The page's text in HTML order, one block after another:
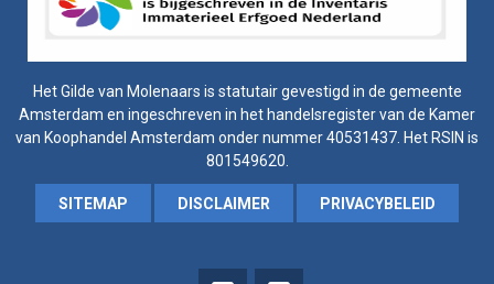
Het Gilde van Molenaars is statutair gevestigd in de gemeente
Amsterdam en ingeschreven in het handelsregister van de Kamer
van Koophandel Amsterdam onder nummer 40531437. Het RSIN is
801549620.
SITEMAP DISCLAIMER PRIVACYBELEID
instagram